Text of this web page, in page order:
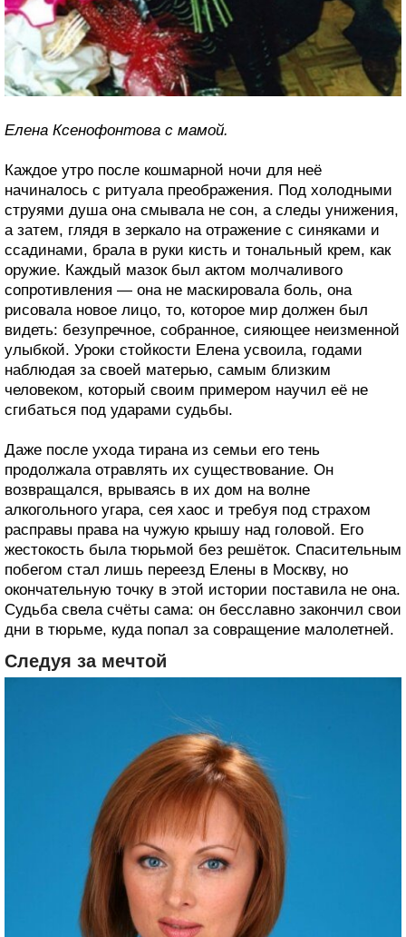
Елена Ксенофонтова с мамой.
Каждое утро после кошмарной ночи для неё
начиналось с ритуала преображения. Под холодными
струями душа она смывала не сон, а следы унижения,
а затем, глядя в зеркало на отражение с синяками и
ссадинами, брала в руки кисть и тональный крем, как
оружие. Каждый мазок был актом молчаливого
сопротивления — она не маскировала боль, она
рисовала новое лицо, то, которое мир должен был
видеть: безупречное, собранное, сияющее неизменной
улыбкой. Уроки стойкости Елена усвоила, годами
наблюдая за своей матерью, самым близким
человеком, который своим примером научил её не
сгибаться под ударами судьбы.
Даже после ухода тирана из семьи его тень
продолжала отравлять их существование. Он
возвращался, врываясь в их дом на волне
алкогольного угара, сея хаос и требуя под страхом
расправы права на чужую крышу над головой. Его
жестокость была тюрьмой без решёток. Спасительным
побегом стал лишь переезд Елены в Москву, но
окончательную точку в этой истории поставила не она.
Судьба свела счёты сама: он бесславно закончил свои
дни в тюрьме, куда попал за совращение малолетней.
Следуя за мечтой